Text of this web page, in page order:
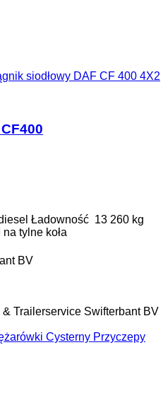
siodłowy DAF CF 400 4X2
Ładowność 13 260 kg
na tylne koła
BV
Trailerservice Swifterbant BV
Cysterny Przyczepy